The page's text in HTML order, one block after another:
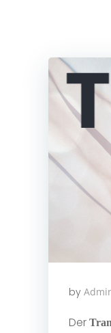
by
Der